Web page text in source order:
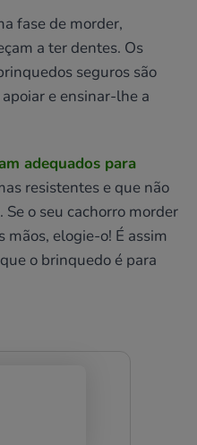
fase de morder,
a ter dentes. Os
seguros são
e ensinar-lhe a
adequados para
resistentes e que não
o seu cachorro morder
mãos, elogie-o! É assim
o brinquedo é para